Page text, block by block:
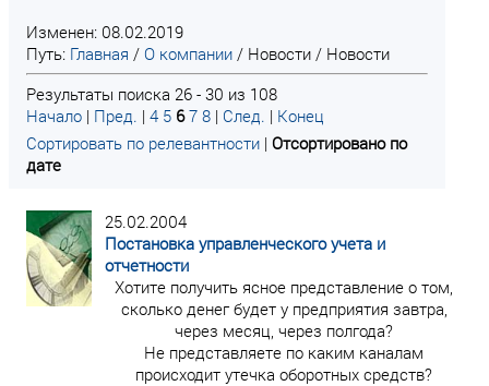
Изменен: 08.02.2019
Путь: Главная / О компании / Новости / Новости
Результаты поиска 26 - 30 из 108
Начало | Пред. | 4 5 6 7 8 | След. | Конец
Сортировать по релевантности | Отсортировано по
дате
25.02.2004
Постановка управленческого учета и
отчетности
Хотите получить ясное представление о том,
сколько денег будет у предприятия завтра,
через месяц, через полгода?
Не представляете по каким каналам
происходит утечка оборотных средств?